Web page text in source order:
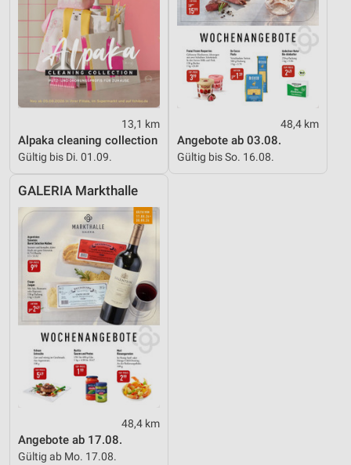
13,1 km
Alpaka cleaning collection
Gültig bis Di. 01.09.
48,4 km
Angebote ab 03.08.
Gültig bis So. 16.08.
GALERIA Markthalle
48,4 km
Angebote ab 17.08.
Gültig ab Mo. 17.08.